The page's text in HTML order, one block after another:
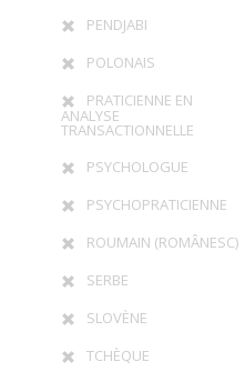
PENDJABI
POLONAIS
PRATICIENNE EN
ANALYSE
TRANSACTIONNELLE
PSYCHOLOGUE
PSYCHOPRATICIENNE
ROUMAIN (ROMÂNESC)
SERBE
SLOVÈNE
TCHÈQUE